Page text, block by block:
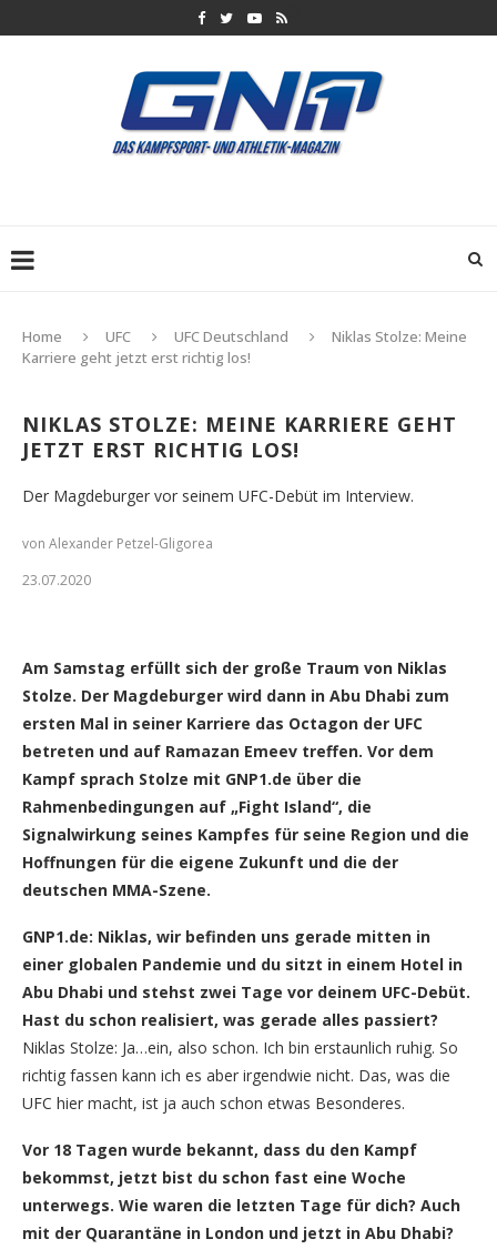
Home UFC UFC Deutschland
Niklas Stolze: Meine
Karriere geht jetzt erst richtig los!
NIKLAS STOLZE: MEINE KARRIERE GEHT
JETZT ERST RICHTIG LOS!
Der Magdeburger vor seinem UFC-Debüt im Interview.
von Alexander Petzel-Gligorea
23.07.2020
Am Samstag erfüllt sich der große Traum von Niklas
Stolze. Der Magdeburger wird dann in Abu Dhabi zum
ersten Mal in seiner Karriere das Octagon der UFC
betreten und auf Ramazan Emeev treffen. Vor dem
Kampf sprach Stolze mit GNP1.de über die
Rahmenbedingungen auf „Fight Island“, die
Signalwirkung seines Kampfes für seine Region und die
Hoffnungen für die eigene Zukunft und die der
deutschen MMA-Szene.
GNP1.de: Niklas, wir befinden uns gerade mitten in
einer globalen Pandemie und du sitzt in einem Hotel in
Abu Dhabi und stehst zwei Tage vor deinem UFC-Debüt.
Hast du schon realisiert, was gerade alles passiert?
Niklas Stolze: Ja…ein, also schon. Ich bin erstaunlich ruhig. So
richtig fassen kann ich es aber irgendwie nicht. Das, was die
UFC hier macht, ist ja auch schon etwas Besonderes.
Vor 18 Tagen wurde bekannt, dass du den Kampf
bekommst, jetzt bist du schon fast eine Woche
unterwegs. Wie waren die letzten Tage für dich? Auch
mit der Quarantäne in London und jetzt in Abu Dhabi?